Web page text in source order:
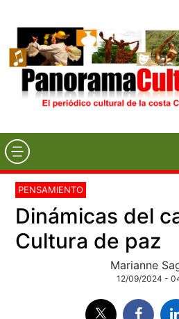
PENSAMIENTO
Dinámicas del
Cultura de paz
Marianne
12/09/2024 -